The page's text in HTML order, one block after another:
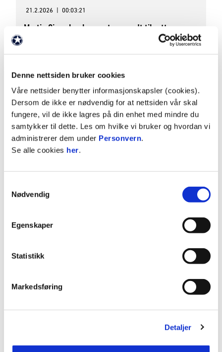
Denne nettsiden bruker cookies
Våre nettsider benytter informasjonskapsler (cookies).
Dersom de ikke er nødvendig for at nettsiden vår skal
fungere, vil de ikke lagres på din enhet med mindre du
samtykker til dette. Les om hvilke vi bruker og hvordan vi
administrerer dem under Personvern.
Se alle cookies her.
Nødvendig
Egenskaper
Statistikk
Markedsføring
Detaljer
21.2.2026 | 00:03:21
Martin Gjone har kommet seg godt til rette
05:12
Kapteinen er klar for den femte sesonen på rad
Mikkel Gjerdalen setter pris på muligheten